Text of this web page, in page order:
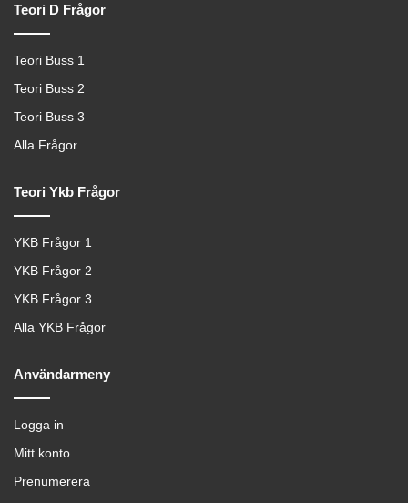
Teori D Frågor
Teori Buss 1
Teori Buss 2
Teori Buss 3
Alla Frågor
Teori Ykb Frågor
YKB Frågor 1
YKB Frågor 2
YKB Frågor 3
Alla YKB Frågor
Användarmeny
Logga in
Mitt konto
Prenumerera